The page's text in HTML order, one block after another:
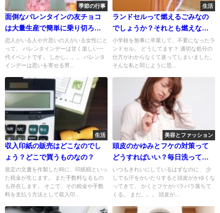
季節の行事
面倒なバレンタインの友チョコ
は大量生産で簡単に乗り切ろ
う！
恋人がいる人や片思いの人がいる女性にと
って、 バレンタインデーは甘く楽しい一
代イベントです。 しかし。。。 バレンタ
インデーは思いを寄せる男...
生活
ランドセルって燃えるごみなの
でしょうか？それとも燃えな
い？
小学校を無事に卒業して、不要になったラ
ンドセル。 どうしてます？ 適切な処分の
仕方がわからなくて迷ってしまいました。
そんな私と同じように思...
生活
収入印紙の販売はどこなのでし
ょう？どこで買うものなの？
規定の文書を作製した時に、印紙税といっ
た税金が生じます。 また手数料なるもの
も存在します。 そこで、その税金や手数
料を支払う方法として収入印...
美容とファッション
頭皮のかゆみとフケの対策って
どうすればいい？毎日洗ってい
るのに。
いつもきれいにしているはずなのに、 少
しでも汗をかいたりすると頭皮がかゆくな
ってきて、 かくとフケがパラパラ落ちて
くる。 まだ。。。 頭皮が...